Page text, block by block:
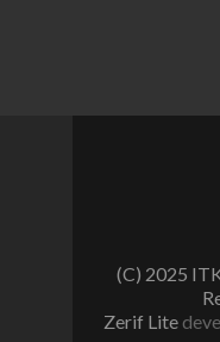
(C) 2025
Zerif Lite